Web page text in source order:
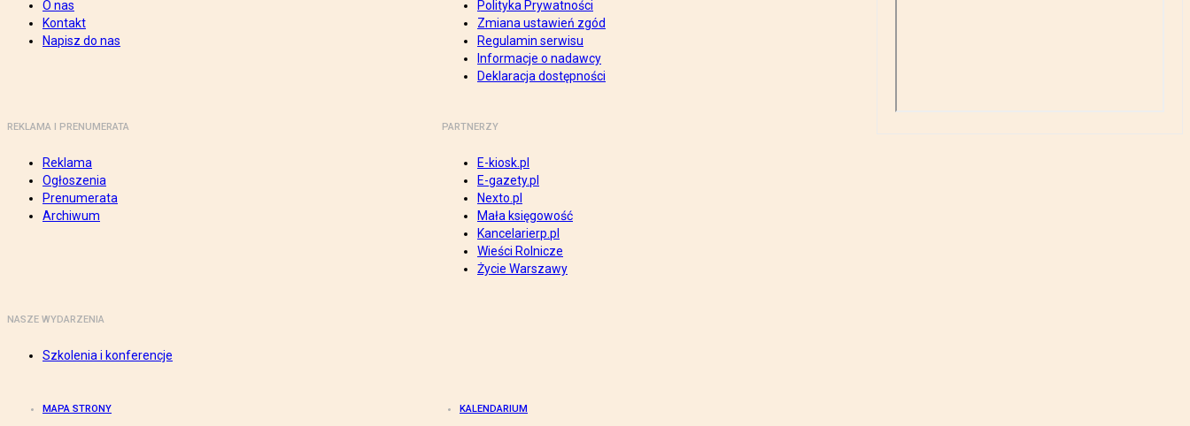
O nas
Kontakt
Napisz do nas
Polityka Prywatności
Zmiana ustawień zgód
Regulamin serwisu
Informacje o nadawcy
Deklaracja dostępności
REKLAMA I PRENUMERATA
Reklama
Ogłoszenia
Prenumerata
Archiwum
PARTNERZY
E-kiosk.pl
E-gazety.pl
Nexto.pl
Mała księgowość
Kancelarierp.pl
Wieści Rolnicze
Życie Warszawy
NASZE WYDARZENIA
Szkolenia i konferencje
MAPA STRONY KALENDARIUM